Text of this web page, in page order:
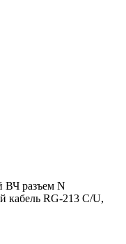
ВЧ разъем N
кабель RG-213 C/U,